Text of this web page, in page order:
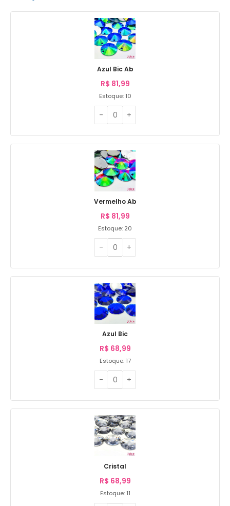
Azul Bic Ab
R$ 81,99
Estoque: 10
Vermelho Ab
R$ 81,99
Estoque: 20
Azul Bic
R$ 68,99
Estoque: 17
Cristal
R$ 68,99
Estoque: 11